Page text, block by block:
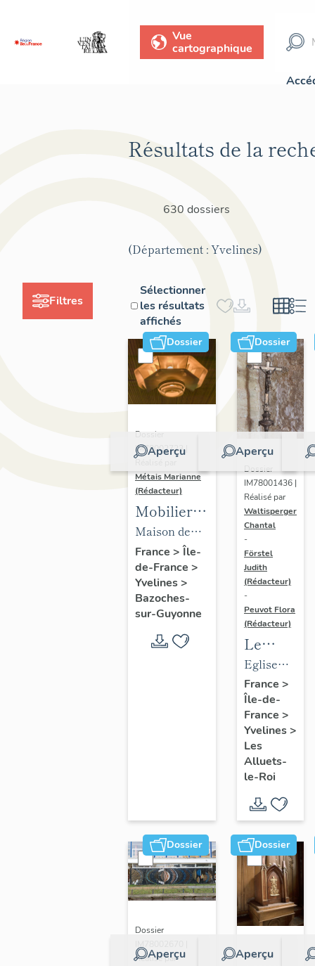
Vue
cartographique
Filtres
Résultats de la
630 dossiers
(Département : Yvelines)
Sélectionner
les résultats
affichés
Dossier
Aperçu
Dossier
IM78002723 |
Métais Marianne
(Rédacteur)
Mobilier
de la
maison
Louis
Carré
Maison de
villégiature
dite maison
Louis Carré
France > Île-
de-France >
Yvelines>
Bazoches-
sur-Guyonne
Dossier
Aperçu
Dossier
IM78001436 |
Réalisé par
Waltisperger
Chantal
-
Förstel
Judith
(Rédacteur)
-
Peuvot Flora
(Rédacteur)
Le
mobilier
de
l'église
Saint-
Nicolas
Eglise
paroissiale
Saint-
Nicolas
France >
Île-de-
France >
Yvelines>
Les
Alluets-
le-Roi
Dossier
Aperçu
Dossier
IM78002670 |
Réalisé par
Dossier
Aperçu
Dossier